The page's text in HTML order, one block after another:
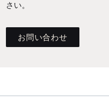
さい。
お問い合わせ